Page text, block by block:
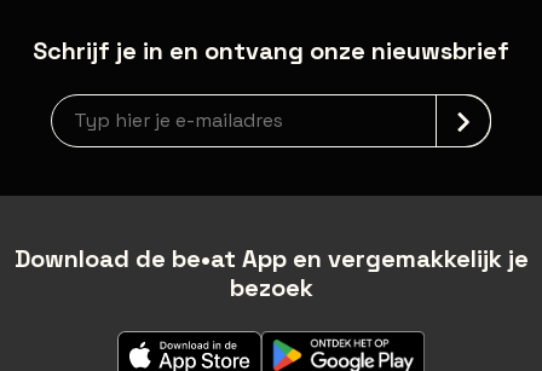
Schrijf je in en ontvang onze nieuwsbrief
Nieuwsbrief aanmelding
Download de be•at App en vergemakkelijk je
bezoek